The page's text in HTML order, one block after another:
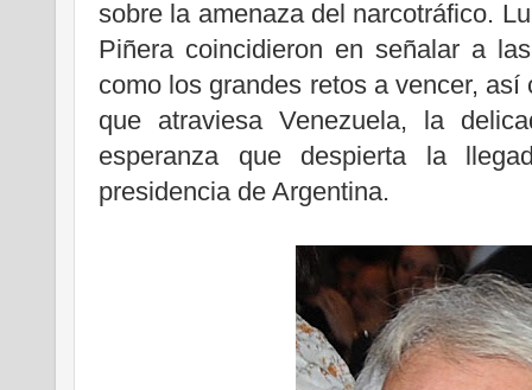
sobre la amenaza del narcotráfico.
Piñera coincidieron en señalar a
como los grandes retos a vencer,
que atraviesa Venezuela, la
esperanza que despierta la
presidencia de Argentina.